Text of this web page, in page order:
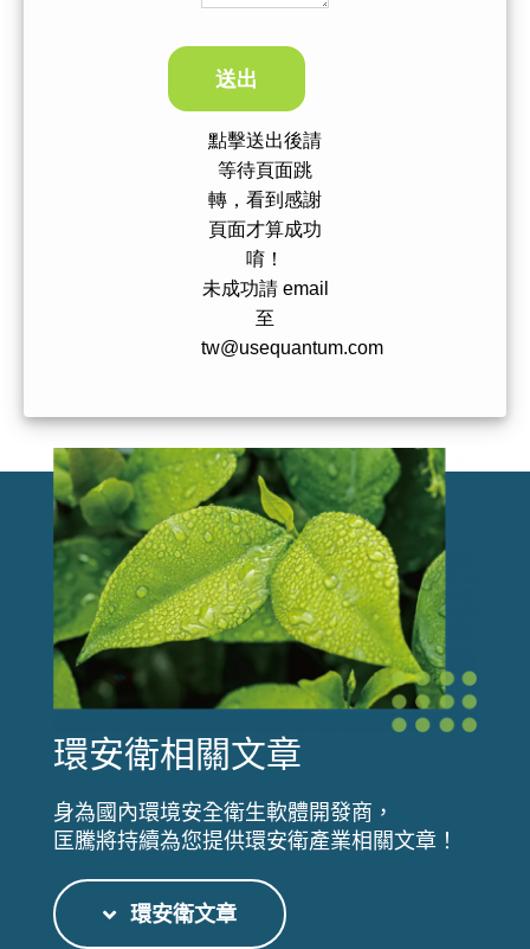
點擊送出後請
等待頁面跳
轉，看到感謝
頁面才算成功
唷！
未成功請 email
至
tw@usequantum.com
環安衛相關文章
身為國內環境安全衛生軟體開發商，
匡騰將持續為您提供環安衛產業相關文章！
環安衛文章